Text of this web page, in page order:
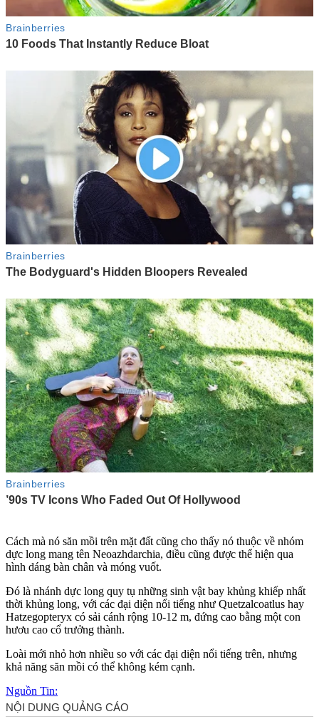
Cách mà nó săn mồi trên mặt đất cũng cho thấy nó thuộc về nhóm
dực long mang tên Neoazhdarchia, điều cũng được thể hiện qua
hình dáng bàn chân và móng vuốt.
Đó là nhánh dực long quy tụ những sinh vật bay khủng khiếp nhất
thời khủng long, với các đại diện nổi tiếng như Quetzalcoatlus hay
Hatzegopteryx có sải cánh rộng 10-12 m, đứng cao bằng một con
hươu cao cổ trưởng thành.
Loài mới nhỏ hơn nhiều so với các đại diện nổi tiếng trên, nhưng
khả năng săn mồi có thể không kém cạnh.
Nguồn Tin: